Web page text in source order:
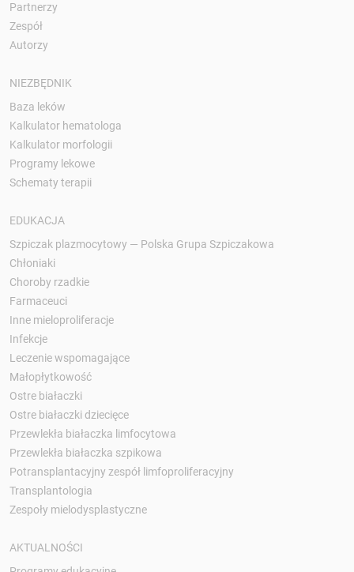
Partnerzy
Zespół
Autorzy
NIEZBĘDNIK
Baza leków
Kalkulator hematologa
Kalkulator morfologii
Programy lekowe
Schematy terapii
EDUKACJA
Szpiczak plazmocytowy — Polska Grupa Szpiczakowa
Chłoniaki
Choroby rzadkie
Farmaceuci
Inne mieloproliferacje
Infekcje
Leczenie wspomagające
Małopłytkowość
Ostre białaczki
Ostre białaczki dziecięce
Przewlekła białaczka limfocytowa
Przewlekła białaczka szpikowa
Potransplantacyjny zespół limfoproliferacyjny
Transplantologia
Zespoły mielodysplastyczne
AKTUALNOŚCI